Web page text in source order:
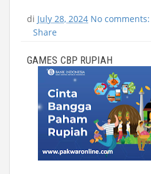
di July 28, 2024 No comments:
Share
GAMES CBP RUPIAH